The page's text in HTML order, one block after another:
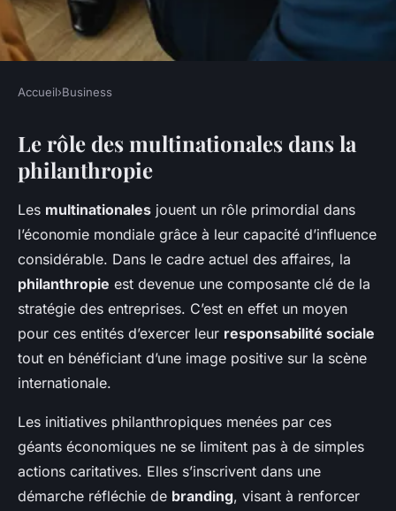
Implication des
Multinationales en
Philanthropie : Des Initiatives
Puissantes et Impactantes
Maya 4 mars 2025 5 min de lecture
Accueil›Business
Le rôle des multinationales dans la
philanthropie
Les multinationales jouent un rôle primordial dans
l’économie mondiale grâce à leur capacité d’influence
considérable. Dans le cadre actuel des affaires, la
philanthropie est devenue une composante clé de la
stratégie des entreprises. C’est en effet un moyen
pour ces entités d’exercer leur responsabilité sociale
tout en bénéficiant d’une image positive sur la scène
internationale.
Les initiatives philanthropiques menées par ces
géants économiques ne se limitent pas à de simples
actions caritatives. Elles s’inscrivent dans une
démarche réfléchie de branding, visant à renforcer